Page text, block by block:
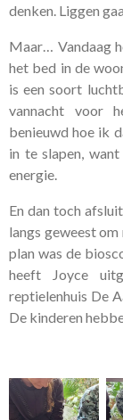
denken. Liggen
Maar… Vandaag
het bed in de
is een soort
vannacht voor
benieuwd hoe ik
in te slapen,
energie.
En dan toch
langs geweest
plan was de
heeft Joyce
reptielenhuis De
De kinderen